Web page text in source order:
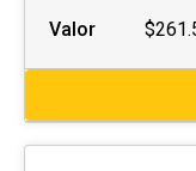
Valor